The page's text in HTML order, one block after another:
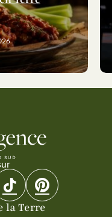
Instagram
nous sur Linkedin
Suivez-nous sur Tiktok
Suivez-nous sur
la Terre